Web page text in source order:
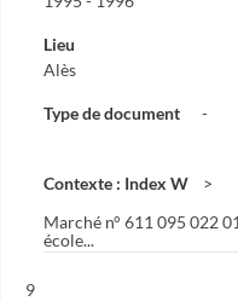
Lieu
Alès
Type de document -
Contexte : Index W
Marché n° 611 095 022
école...
Résultat n°
9